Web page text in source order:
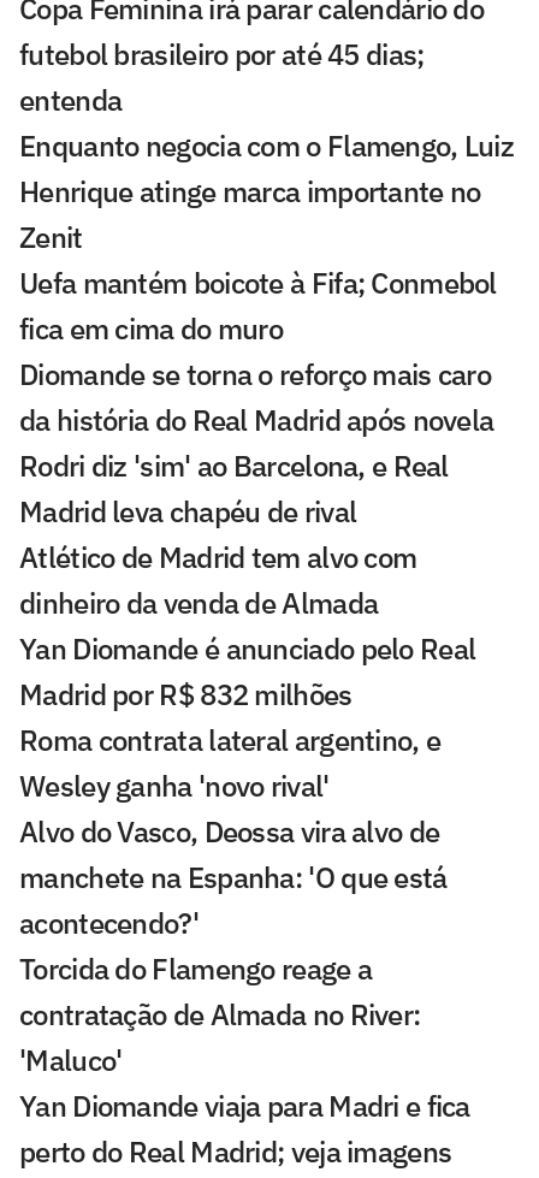
Copa Feminina irá parar calendário do
futebol brasileiro por até 45 dias;
entenda
Enquanto negocia com o Flamengo, Luiz
Henrique atinge marca importante no
Zenit
Uefa mantém boicote à Fifa; Conmebol
fica em cima do muro
Diomande se torna o reforço mais caro
da história do Real Madrid após novela
Rodri diz 'sim' ao Barcelona, e Real
Madrid leva chapéu de rival
Atlético de Madrid tem alvo com
dinheiro da venda de Almada
Yan Diomande é anunciado pelo Real
Madrid por R$ 832 milhões
Roma contrata lateral argentino, e
Wesley ganha 'novo rival'
Alvo do Vasco, Deossa vira alvo de
manchete na Espanha: 'O que está
acontecendo?'
Torcida do Flamengo reage a
contratação de Almada no River:
'Maluco'
Yan Diomande viaja para Madri e fica
perto do Real Madrid; veja imagens